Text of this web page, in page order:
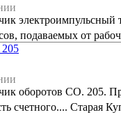
электроимпульсный
подаваемых от
оборотов СО. 205.
счетного.... Старая